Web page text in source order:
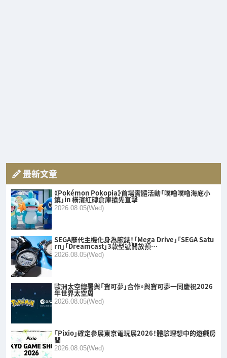
最新文章
《Pokémon Pokopia》首場實體活動「噗嚕噗嚕海底小
鎮」in 橫濱紅磚倉庫搶先直擊
2026.08.05(Wed)
SEGA歷代主機化身為腕錶！「Mega Drive」「SEGA Satu
rn」「Dreamcast」3款型號開放預…
2026.08.05(Wed)
歐洲太空總署與「寶可夢」合作。與寶可夢一同慶祝2026
年世界太空周
2026.08.05(Wed)
「Pixio」確定參展東京電玩展2026！體驗理想中的遊戲房
間
2026.08.05(Wed)